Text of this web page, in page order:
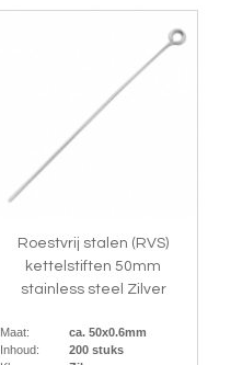
Roestvrij stalen (RVS)
kettelstiften 50mm
stainless steel Zilver
Maat:
ca. 50x0.6mm
Inhoud:
200 stuks